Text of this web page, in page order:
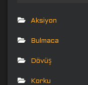
Aksiyon
Bulmaca
Dövüş
Korku